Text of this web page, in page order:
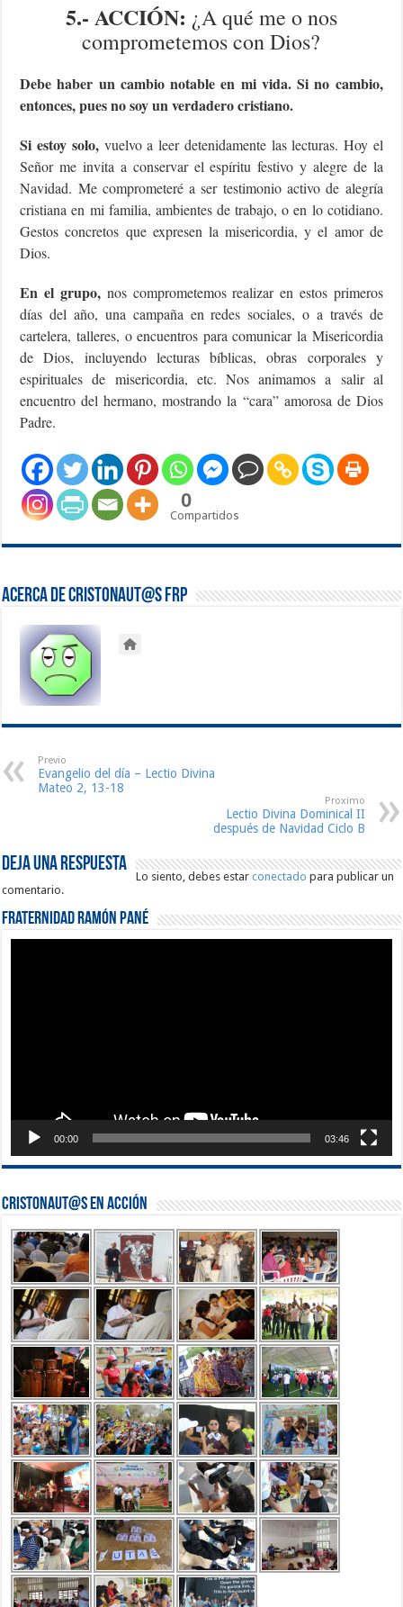
5.- ACCIÓN: ¿A qué me o nos
comprometemos con Dios?
Debe haber un cambio notable en mi vida. Si no cambio,
entonces, pues no soy un verdadero cristiano.
Si estoy solo, vuelvo a leer detenidamente las lecturas. Hoy el
Señor me invita a conservar el espíritu festivo y alegre de la
Navidad. Me comprometeré a ser testimonio activo de alegría
cristiana en mi familia, ambientes de trabajo, o en lo cotidiano.
Gestos concretos que expresen la misericordia, y el amor de
Dios.
En el grupo, nos comprometemos realizar en estos primeros
días del año, una campaña en redes sociales, o a través de
cartelera, talleres, o encuentros para comunicar la Misericordia
de Dios, incluyendo lecturas bíblicas, obras corporales y
espirituales de misericordia, etc. Nos animamos a salir al
encuentro del hermano, mostrando la “cara” amorosa de Dios
Padre.
0
Compartidos
Acerca de Cristonaut@s FRP
Previo
Evangelio del día – Lectio Divina
Mateo 2, 13-18
Proximo
Lectio Divina Dominical II
después de Navidad Ciclo B
Deja una respuesta
Lo siento, debes estarconectado para publicar un
comentario.
Fraternidad Ramón Pané
00:00 03:46
Cristonaut@s en Acción